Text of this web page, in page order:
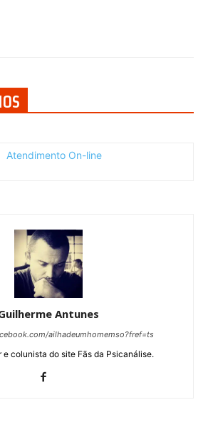
Antunes
ailhadeumhomemso?fref=ts
e colunista do site Fãs da Psicanálise.